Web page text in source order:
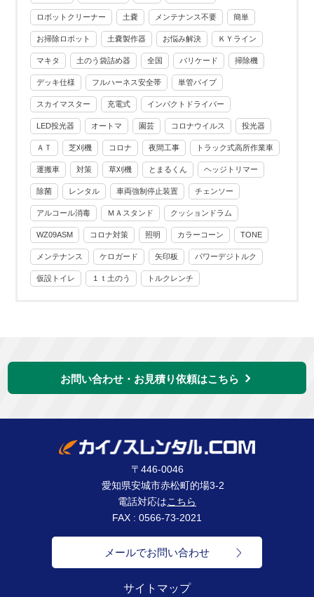
ロボットクリーナー 土嚢 メンテナンス不要 簡単
お掃除ロボット 土嚢製作器 お悩み解決 ＫＹライン
マキタ 土のう袋詰め器 全国 バリケード 掃除機
デッキ仕様 フルハーネス安全帯 単管パイプ
スカイマスター 充電式 インパクトドライバー
LED投光器 オートマ 園芸 コロナウイルス 投光器
ＡＴ 芝刈機 コロナ 夜間工事 トラック式高所作業車
運搬車 対策 草刈機 とまるくん ヘッジトリマー
除菌 レンタル 車両強制停止装置 チェンソー
アルコール消毒 ＭＡスタンド クッションドラム
WZ09ASM コロナ対策 照明 カラーコーン TONE
メンテナンス ケロガード 矢印板 パワーデジトルク
仮設トイレ １ｔ土のう トルクレンチ
お問い合わせ・お見積り依頼はこちら
〒446-0046
愛知県安城市赤松町的場3-2
電話対応はこちら
FAX : 0566-73-2021
メールでお問い合わせ
サイトマップ